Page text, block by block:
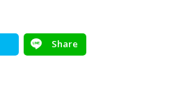
Share